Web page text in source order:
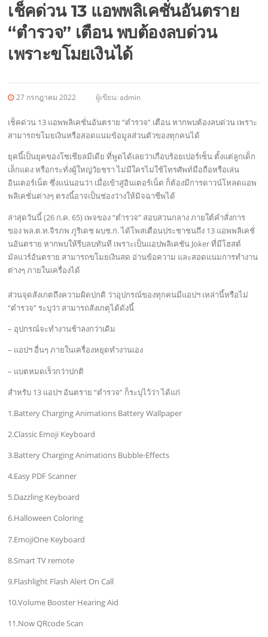
เช็คด่วน 13 แอพพลิเคชั่นอันตราย
“ตำรวจ” เตือน พบต้องลบด่วน
เพราะขโมยเงินได้
27 กรกฎาคม 2022 ผู้เขียน:admin
เช็คด่วน 13 แอพพลิเคชั่นอันตราย “ตำรวจ” เตือน หากพบต้องลบด่วน เพราะ
สามารถขโมยเงินหรือสอดแนมข้อมูลส่วนตัวของทุกคนได้
ยุคนี้เป็นยุคของโซเชียลมีเดีย ที่พูดได้เลยว่าเกือบร้อยเปอร์เซ็น ตั้งแต่ลูกเด็ก
เล็กแดง หรือกระทั่งผู้ใหญ่วัยชรา ไม่มีใครไม่ใช้โทรศัพท์มือถือหรือเล่น
อินเตอร์เน็ต ซึ่งแน่นอนว่า เมื่อเข้าสู่อินเตอร์เน็ต ก็ต้องมีการดาวน์โหลดแอพ
พลิเคชั่นต่างๆ ตรงนี้อาจเป็นช่องว่างให้มิจฉาชีพได้
ล่าสุดวันนี้ (26 ก.ค. 65) เพจของ “ตำรวจ” สอบสวนกลาง ภายใต้คำสั่งการ
ของ พล.ต.ท.จิรภพ ภูริเดช ผบช.ก. ได้โพสเตือนประชาชนถึง 13 แอพพลิเคชั่
นอันตราย หากพบให้รีบลบทันที เพราะเป็นแอปพลิเคชัน Joker ที่มีโฮสต์
มัลแวร์อันตราย สามารถขโมยเงินสด อ่านข้อความ และสอดแนมการทำงาน
ต่างๆ ภายในเครื่องได้
ส่วนจุดสังเกตถึงความผิดปกติ ว่าอุปกรณ์ของทุกคนมีแอปฯ เหล่านี้หรือไม่
“ตำรวจ” ระบุว่า สามารถสังเกตุได้ดังนี้
– อุปกรณ์จะทำงานช้าลงกว่าเดิม
– แอปฯ อื่นๆ ภายในเครื่องหยุดทำงานเอง
– แบตหมดเร็วกว่าปกติ
สำหรับ 13 แอปฯ อันตราย “ตำรวจ” ก็ระบุไว้ว่า ได้แก่
1.Battery Charging Animations Battery Wallpaper
2.Classic Emoji Keyboard
3.Battery Charging Animations Bubble-Effects
4.Easy PDF Scanner
5.Dazzling Keyboard
6.Halloween Coloring
7.EmojiOne Keyboard
8.Smart TV remote
9.Flashlight Flash Alert On Call
10.Volume Booster Hearing Aid
11.Now QRcode Scan